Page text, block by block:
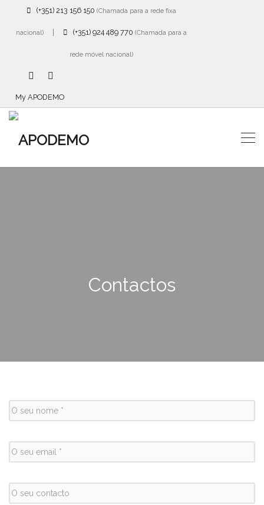
(+351) 213 156 150 (Chamada para a rede fixa
nacional)| (+351) 924 489 770 (Chamada para a
rede móvel nacional)
My APODEMO
Contactos